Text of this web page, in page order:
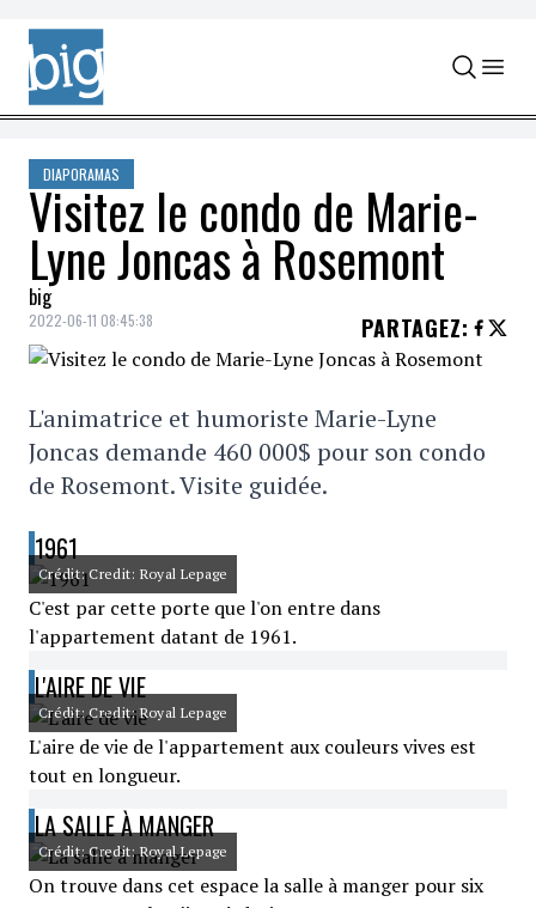
Skip to content
DIAPORAMAS
Visitez le condo de Marie-
Lyne Joncas à Rosemont
big
2022-06-11 08:45:38 PARTAGEZ:
L'animatrice et humoriste Marie-Lyne
Joncas demande 460 000$ pour son condo
de Rosemont. Visite guidée.
1961
Crédit: Credit: Royal Lepage
C'est par cette porte que l'on entre dans
l'appartement datant de 1961.
L'AIRE DE VIE
Crédit: Credit: Royal Lepage
L'aire de vie de l'appartement aux couleurs vives est
tout en longueur.
LA SALLE À MANGER
Crédit: Credit: Royal Lepage
On trouve dans cet espace la salle à manger pour six